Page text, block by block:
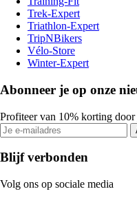
Trek-Expert
Triathlon-Expert
TripNBikers
Vélo-Store
Winter-Expert
Abonneer je op onze
Profiteer van 10% korting
Blijf verbonden
Volg ons op sociale media